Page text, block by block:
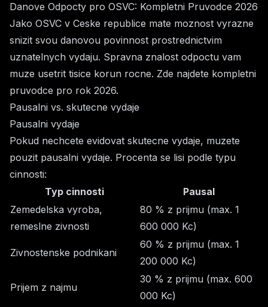
Danove Odpocty pro OSVC: Kompletni Pruvodce 2026
Jako OSVC v Ceske republice mate moznost vyrazne
snizit svou danovou povinnost prostrednictvim
uznatelnych vydaju. Spravna znalost odpoctu vam
muze usetrit tisice korun rocne. Zde najdete kompletni
pruvodce pro rok 2026.
Pausalni vs. skutecne vydaje
Pausalni vydaje
Pokud nechcete evidovat skutecne vydaje, muzete
pouzit pausalni vydaje. Procenta se lisi podle typu
cinnosti:
Typ cinnosti
Pausal
Zemedelska vyroba,
remeslne zivnosti
80 % z prijmu (max. 1
600 000 Kc)
Zivnostenske podnikani
60 % z prijmu (max. 1
200 000 Kc)
Prijem z najmu
30 % z prijmu (max. 600
000 Kc)